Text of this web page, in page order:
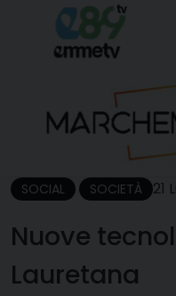
content
SOCIAL SOCIETÀ 21
Nuove
Lauretana